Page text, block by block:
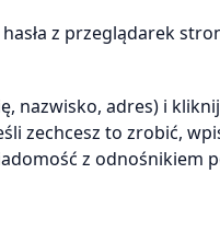
z przeglądarek
nazwisko, adres) i kliknij
zechcesz to zrobić,
z odnośnikiem